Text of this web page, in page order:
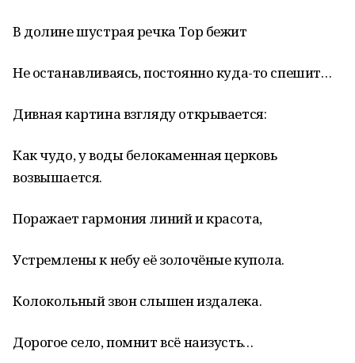
В долине шустрая речка Тор бежит
Не останавливаясь, постоянно куда-то спешит…
Дивная картина взгляду открывается:
Как чудо, у воды белокаменная церковь
возвышается.
Поражает гармония линий и красота,
Устремлены к небу её золочёные купола.
Колокольный звон слышен издалека.
Дорогое село, помнит всё наизусть…